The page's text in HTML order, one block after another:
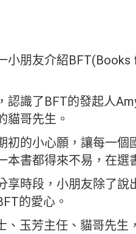
小朋友介紹
認識了BFT的發起人
貓哥先生。
初的小心願，讓每一
本書都得來不易，在選
享時段，小朋友除了
的愛心。
、玉芳主任、貓哥先